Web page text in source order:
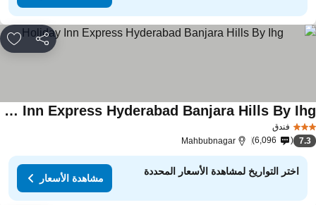
مشاركة
فندق
Holiday Inn Express Hyderabad Banjara Hills By Ihg
الأسعار
7.3
6,096
Mahbubnagar
اختر التواريخ لمشاهدة الأسعار المحددة
مشاهدة الأسعار